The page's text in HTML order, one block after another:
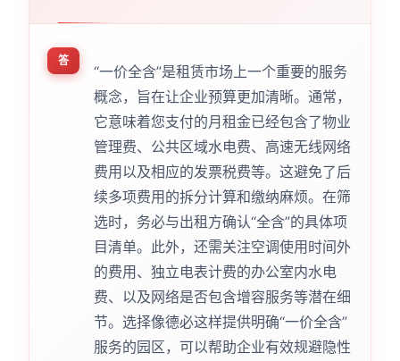
答
“一价全含”是租赁市场上一个重要的服务
概念，旨在让企业预算更加清晰。通常，
它意味着您支付的月租金已经包含了物业
管理费、公共区域水电费、高速无线网络
费用以及相应的发票税费等。这避免了后
续多项费用的拆分计算和缴纳麻烦。在筛
选时，务必与出租方确认“全含”的具体项
目清单。此外，还需关注空调使用时间外
的费用、独立电表计费的办公室内水电
费、以及网络是否包含增容服务等潜在细
节。选择像德必这样提供明确“一价全含”
服务的园区，可以帮助企业有效规避隐性